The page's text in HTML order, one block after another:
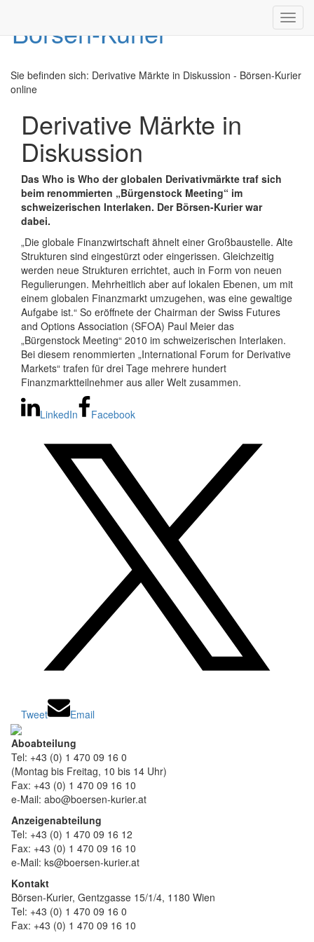
Sie befinden sich: Derivative Märkte in Diskussion - Börsen-Kurier
online
Derivative Märkte in
Diskussion
Das Who is Who der globalen Derivativmärkte traf sich
beim renommierten „Bürgenstock Meeting“ im
schweizerischen Interlaken. Der Börsen-Kurier war
dabei.
„Die globale Finanzwirtschaft ähnelt einer Großbaustelle. Alte
Strukturen sind eingestürzt oder eingerissen. Gleichzeitig
werden neue Strukturen errichtet, auch in Form von neuen
Regulierungen. Mehrheitlich aber auf lokalen Ebenen, um mit
einem globalen Finanzmarkt umzugehen, was eine gewaltige
Aufgabe ist.“ So eröffnete der Chairman der Swiss Futures
and Options Association (SFOA) Paul Meier das
„Bürgenstock Meeting“ 2010 im schweizerischen Interlaken.
Bei diesem renommierten „International Forum for Derivative
Markets“ trafen für drei Tage mehrere hundert
Finanzmarktteilnehmer aus aller Welt zusammen.
LinkedIn Facebook
Tweet Email
Aboabteilung
Tel: +43 (0) 1 470 09 16 0
(Montag bis Freitag, 10 bis 14 Uhr)
Fax: +43 (0) 1 470 09 16 10
e-Mail: abo@boersen-kurier.at
Anzeigenabteilung
Tel: +43 (0) 1 470 09 16 12
Fax: +43 (0) 1 470 09 16 10
e-Mail: ks@boersen-kurier.at
Kontakt
Börsen-Kurier, Gentzgasse 15/1/4, 1180 Wien
Tel: +43 (0) 1 470 09 16 0
Fax: +43 (0) 1 470 09 16 10